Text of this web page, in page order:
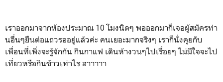
เราออกมาจากห้องประมาณ 10 โมงนิดๆ พอออกมาก็เจอผู้สมัครท่า
นอื่นๆยืนต่อแถวรออยู่แล้วค่ะ คนเยอะมากจริงๆ เราก็นั่งคุยกับ
เพื่อนที่เพิ่งจะรู้จักกัน กินกาแฟ เดินห้างวนๆไปเรื่อยๆ ไม่มีใจจะไป
เที่ยวหรือกินข้าวเท่าไร ฮาาาาา